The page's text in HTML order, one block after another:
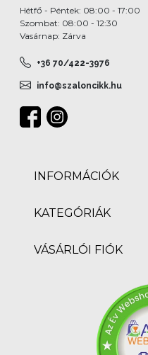
Hétfő - Péntek: 08:00 - 17:00
Szombat: 08:00 - 12:30
Vasárnap: Zárva
+36 70/422-3976
info@szaloncikk.hu
INFORMÁCIÓK
KATEGÓRIÁK
VÁSÁRLÓI FIÓK